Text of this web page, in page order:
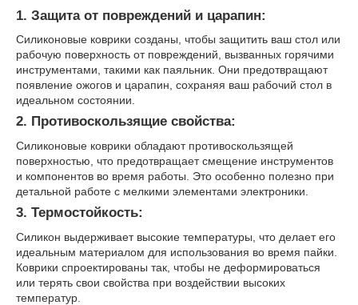
1. Защита от повреждений и царапин:
Силиконовые коврики созданы, чтобы защитить ваш стол или
рабочую поверхность от повреждений, вызванных горячими
инструментами, такими как паяльник. Они предотвращают
появление ожогов и царапин, сохраняя ваш рабочий стол в
идеальном состоянии.
2. Противоскользящие свойства:
Силиконовые коврики обладают противоскользящей
поверхностью, что предотвращает смещение инструментов
и компонентов во время работы. Это особенно полезно при
детальной работе с мелкими элементами электроники.
3. Термостойкость:
Силикон выдерживает высокие температуры, что делает его
идеальным материалом для использования во время пайки.
Коврики спроектированы так, чтобы не деформироваться
или терять свои свойства при воздействии высоких
температур.